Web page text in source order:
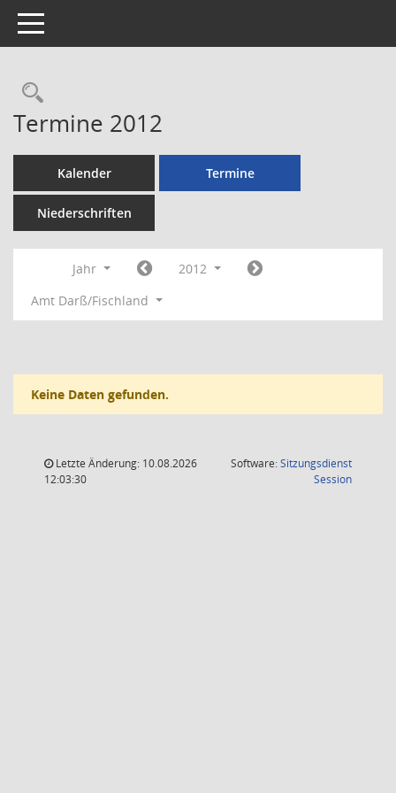
Toggle navigation
Rechercheauswahl
Termine 2012
Kalender Termine
Niederschriften
Jahr
2012
Amt Darß/Fischland
Keine Daten gefunden.
Letzte Änderung: 10.08.2026
12:03:30
Software:Sitzungsdienst
Session(Wird in